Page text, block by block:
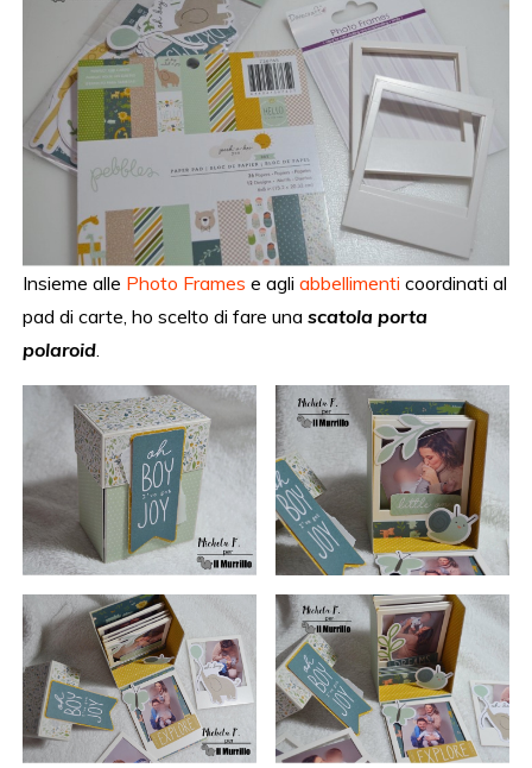
Insieme alle Photo Frames e agliabbellimenti coordinati al
pad di carte, ho scelto di fare unascatola porta
polaroid.